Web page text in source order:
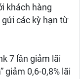
khách hàng
gửi các kỳ hạn từ
7 lần giảm lãi
giảm 0,6-0,8% lãi